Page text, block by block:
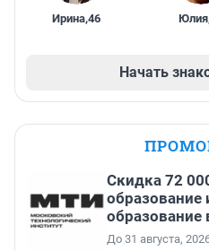
Ирина,46 Юлия
Начать
Скидка 72
образование
образование
До 31 августа,